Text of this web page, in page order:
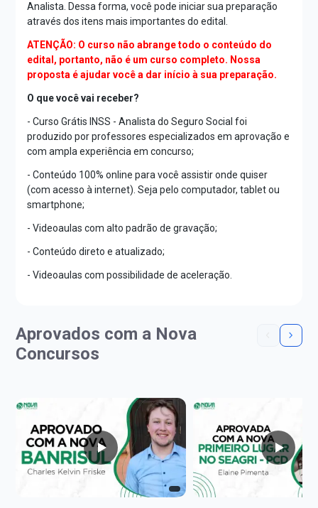
Analista. Dessa forma, você pode iniciar sua preparação
através dos itens mais importantes do edital.
ATENÇÃO: O curso não abrange todo o conteúdo do
edital, portanto, não é um curso completo. Nossa
proposta é ajudar você a dar início à sua preparação.
O que você vai receber?
- Curso Grátis INSS - Analista do Seguro Social foi
produzido por professores especializados em aprovação e
com ampla experiência em concurso;
- Conteúdo 100% online para você assistir onde quiser
(com acesso à internet). Seja pelo computador, tablet ou
smartphone;
- Videoaulas com alto padrão de gravação;
- Conteúdo direto e atualizado;
- Videoaulas com possibilidade de aceleração.
Aprovados com a Nova
Concursos